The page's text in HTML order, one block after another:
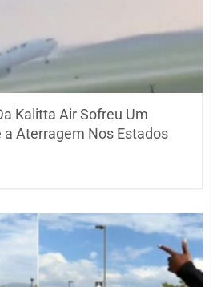
Kalitta Air Sofreu Um
Aterragem Nos Estados